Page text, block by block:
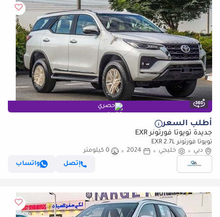
حصري
أطلب السعر
جديدة تويوتا فورتونر EXR
تويوتا فورتونر EXR 2.7L
دبي
خليجي 2024
0 كيلومتر
إتصل
واتساب